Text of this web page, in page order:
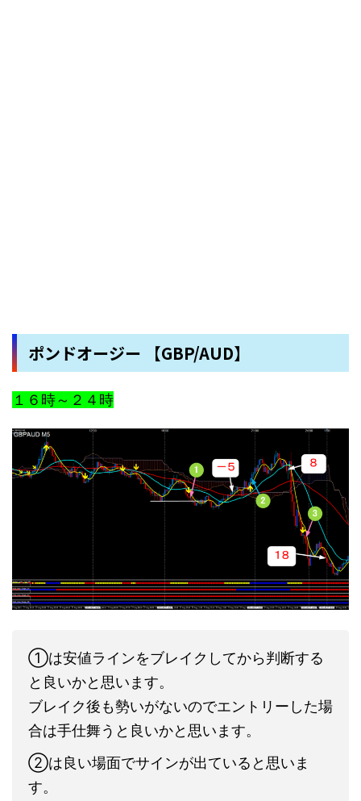
ポンドオージー 【GBP/AUD】
１６時～２４時
①は安値ラインをブレイクしてから判断する
と良いかと思います。
ブレイク後も勢いがないのでエントリーした場
合は手仕舞うと良いかと思います。
②は良い場面でサインが出ていると思いま
す。